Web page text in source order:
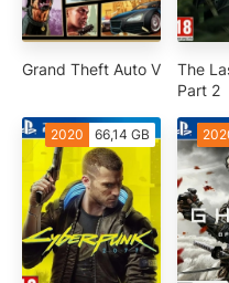
Grand Theft Auto V
The
Part 2
2020 66,14 GB